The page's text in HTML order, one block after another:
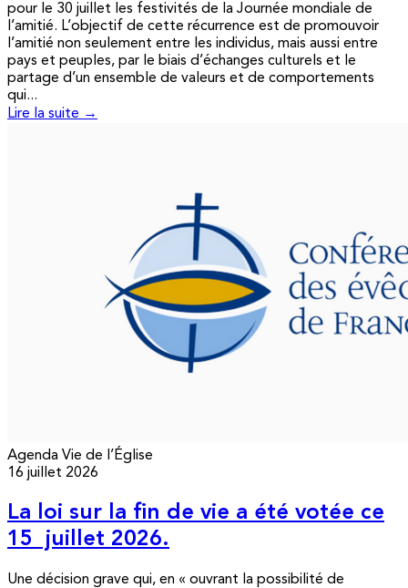
pour le 30 juillet les festivités de la Journée mondiale de
l’amitié. L’objectif de cette récurrence est de promouvoir
l’amitié non seulement entre les individus, mais aussi entre
pays et peuples, par le biais d’échanges culturels et le
partage d’un ensemble de valeurs et de comportements
qui...
Lire la suite →
Agenda Vie de l’Église
16 juillet 2026
La loi sur la fin de vie a été votée ce
15 juillet 2026.
Une décision grave qui, en « ouvrant la possibilité de